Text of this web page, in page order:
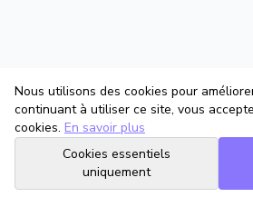
Nous utilisons des cookies pour
continuant à utiliser ce site, vous
cookies. En savoir plus
Cookies essentiels
uniquement